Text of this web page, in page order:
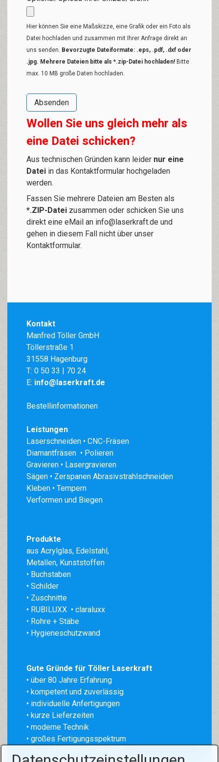
Hier können Sie eine Maßskizze, eine Grafik oder ein Foto als
Datei hochladen und zusammen mit Ihrer Anfrage direkt an
uns senden. Bevorzugte Dateiformate: .eps, .pdf, .dxf oder
.jpg. Mehrere Dateien bitte als *.zip-Datei hochladen! Bitte
max. 10 MB große Daten hochladen.
Wollen Sie uns gleich mehr als
eine Datei schicken?
Aus technischen Gründen kann leider nur eine
Datei in das Kontaktformular hochgeladen
werden.
Fassen Sie mehrere Dateien am Besten als
*.ZIP-Datei zusammen oder schicken Sie uns
direkt eine eMail an info@laserkraft.de und
gehen in diesem Fall nicht über unser
Kontaktformular.
Kontakt
Manfred Töller GmbH
Töllerstraße 1
31558 Hagenburg
T: 0 50 33 | 70 24
E: info@laserkraft.de
Bestellinformationen
Leistungen
Laserschneiden • CNC-Fräsen
Diamantfräsen • Polieren
Gravieren • Lasergravieren
Sägen • Zerspanen Abrasivstrahlschneiden
Kleben • Tempern
Verformen und Biegen
Produkte
aus Acrylglas, Edelstahl,
Metallen, Kunststoffen
• Buchstaben
• Schilder
• Zuschnitte
• RUBILUXX • claraluxx
• Rohre + Stäbe
• Hygieneschutzwand
Gute Gründe für Töller Laserkraft
• über 80 Jahre Erfahrung
• kompetent und zuverlässig
• individuelle Anfertigungen
• kurze Lieferzeiten
• moderne Technik
• großes Fertigungsspektrum